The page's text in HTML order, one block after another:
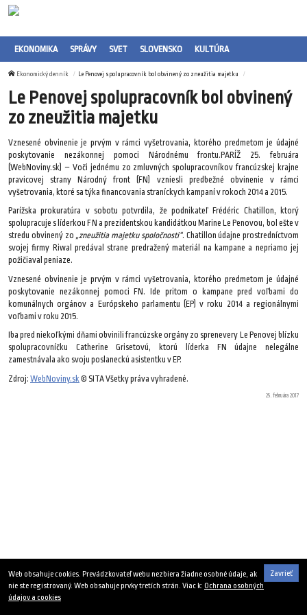
EKONOMIKA SPRÁVY SVET SLOVENSKO KULTÚRA
Ekonomický denník Le Penovej spolupracovník bol obvinený zo zneužitia majetku
Le Penovej spolupracovník bol obvinený
zo zneužitia majetku
Vznesené obvinenie je prvým v rámci vyšetrovania, ktorého predmetom je údajné
poskytovanie nezákonnej pomoci Národnému frontu.PARÍŽ 25. februára
(WebNoviny.sk) – Voči jednému zo zmluvných spolupracovníkov francúzskej krajne
pravicovej strany Národný front (FN) vzniesli predbežné obvinenie v rámci
vyšetrovania, ktoré sa týka financovania straníckych kampaní v rokoch 2014 a 2015.
Parížska prokuratúra v sobotu potvrdila, že podnikateľ Frédéric Chatillon, ktorý
spolupracuje s líderkou FN a prezidentskou kandidátkou Marine Le Penovou, bol ešte v
stredu obvinený zo„zneužitia majetku spoločnosti“. Chatillon údajne prostredníctvom
svojej firmy Riwal predával strane predražený materiál na kampane a nepriamo jej
požičiaval peniaze.
Vznesené obvinenie je prvým v rámci vyšetrovania, ktorého predmetom je údajné
poskytovanie nezákonnej pomoci FN. Ide pritom o kampane pred voľbami do
komunálnych orgánov a Európskeho parlamentu (EP) v roku 2014 a regionálnymi
voľbami v roku 2015.
Iba pred niekoľkými dňami obvinili francúzske orgány zo sprenevery Le Penovej blízku
spolupracovníčku Catherine Grisetovú, ktorú líderka FN údajne nelegálne
zamestnávala ako svoju poslaneckú asistentku v EP.
Zdroj: WebNoviny.sk © SITA Všetky práva vyhradené.
25. februára 2017
Zavrieť
Web obsahuje cookies. Prevádzkovateľ webu nezbiera žiadne osobné údaje, ak
nie ste registrovaný. Web obsahuje prvky tretích strán. Viac k: Ochrana osobných
údajov a cookies